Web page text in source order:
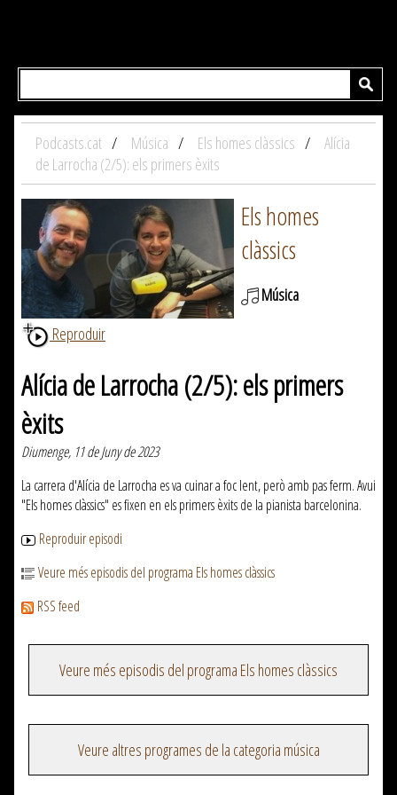
Podcasts.cat Música Els homes clàssics
Alícia
de Larrocha (2/5): els primers èxits
Els homes
clàssics
Música
Reproduir
Alícia de Larrocha (2/5): els primers
èxits
Diumenge, 11 de Juny de 2023
La carrera d'Alícia de Larrocha es va cuinar a foc lent, però amb pas ferm. Avui
"Els homes clàssics" es fixen en els primers èxits de la pianista barcelonina.
Reproduir episodi
Veure més episodis del programa Els homes clàssics
RSS feed
Veure més episodis del programa Els homes clàssics
Veure altres programes de la categoria música